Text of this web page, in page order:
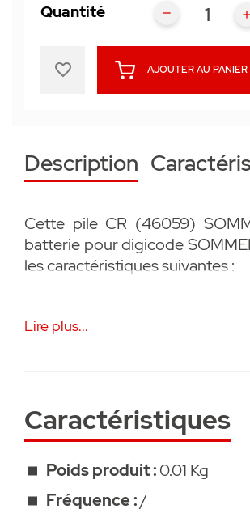
Quantité
AJOUTER AU PANIER
favorite_border
Description
Cette pile CR (46059)
batterie pour digicode
les caractéristiques suivantes :
• CR 1350 mAh
• 2/3 AH
• Garanti 2 ans
Lire plus...
Caractéristiques
Poids produit :0.01 Kg
Fréquence :/